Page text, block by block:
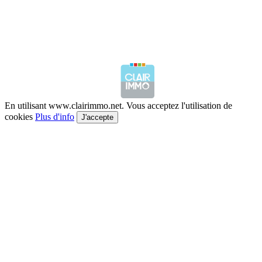
En utilisant www.clairimmo.net. Vous acceptez l'utilisation de
cookies Plus d'info J'accepte